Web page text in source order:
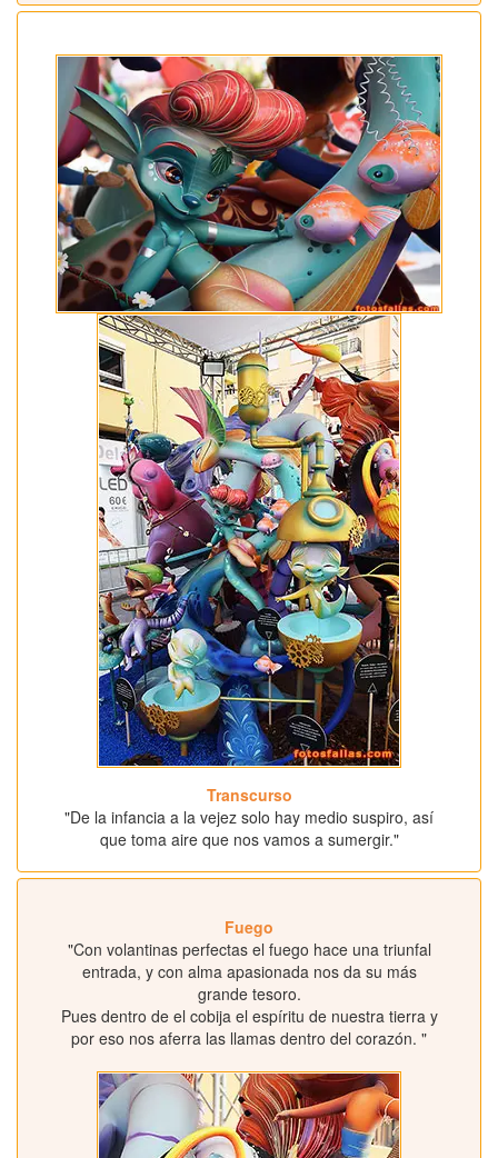
Transcurso
"De la infancia a la vejez solo hay medio suspiro, así
que toma aire que nos vamos a sumergir."
Fuego
"Con volantinas perfectas el fuego hace una triunfal
entrada, y con alma apasionada nos da su más
grande tesoro.
Pues dentro de el cobija el espíritu de nuestra tierra y
por eso nos aferra las llamas dentro del corazón. "